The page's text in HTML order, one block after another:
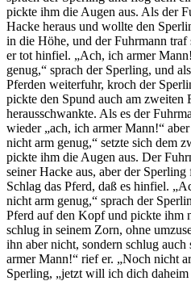
pickte ihm die Augen aus. Als der
Hacke heraus und wollte den
in die Höhe, und der Fuhrmann
er tot hinfiel. „Ach, ich armer
genug,“ sprach der Sperling, und
Pferden weiterfuhr, kroch der
pickte den Spund auch am zweiten
herausschwankte. Als es der
wieder „ach, ich armer Mann!“
nicht arm genug,“ setzte sich dem
pickte ihm die Augen aus. Der
seiner Hacke aus, aber der
Schlag das Pferd, daß es hinfiel.
nicht arm genug,“ sprach der
Pferd auf den Kopf und pickte ihm
schlug in seinem Zorn, ohne
ihn aber nicht, sondern schlug
armer Mann!“ rief er. „Noch nicht
Sperling, „jetzt will ich dich